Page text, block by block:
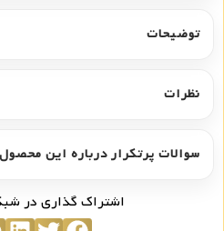
توضیحات
نظرات
سوالات پرتکرار درباره این محصول
اشتراک گذاری در